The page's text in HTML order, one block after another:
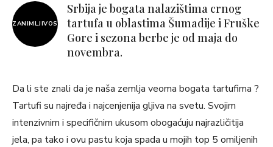
ZANIMLJIVOST
Srbija je bogata nalazištima crnog
tartufa u oblastima Šumadije i Fruške
Gore i sezona berbe je od maja do
novembra.
Da li ste znali da je naša zemlja veoma bogata tartufima ?
Tartufi su najređa i najcenjenija gljiva na svetu. Svojim
intenzivnim i specifičnim ukusom obogaćuju najrazličitija
jela, pa tako i ovu pastu koja spada u mojih top 5 omiljenih